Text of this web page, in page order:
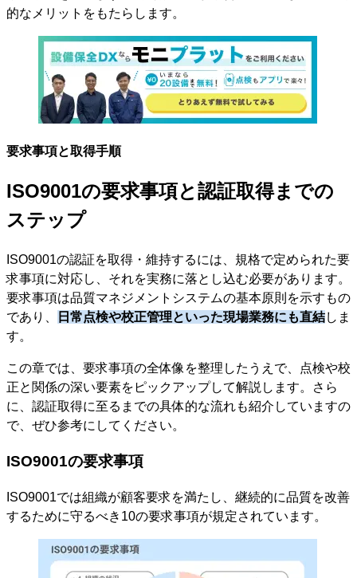
的なメリットをもたらします。
要求事項と取得手順
ISO9001の要求事項と認証取得までの
ステップ
ISO9001の認証を取得・維持するには、規格で定められた要
求事項に対応し、それを実務に落とし込む必要があります。
要求事項は品質マネジメントシステムの基本原則を示すもの
であり、
日常点検や校正管理といった現場業務にも直結しま
す。
この章では、要求事項の全体像を整理したうえで、点検や校
正と関係の深い要素をピックアップして解説します。さら
に、認証取得に至るまでの具体的な流れも紹介していますの
で、ぜひ参考にしてください。
ISO9001の要求事項
ISO9001では組織が顧客要求を満たし、継続的に品質を改善
するために守るべき10の要求事項が規定されています。